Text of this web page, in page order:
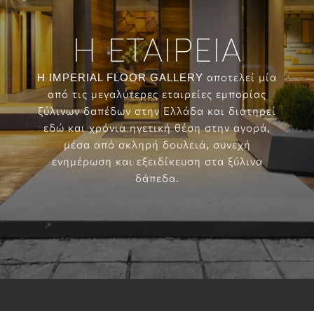
Η ΕΤΑΙΡΕΙΑ
H IMPERIAL FLOOR GALLERY αποτελεί μία
από τις μεγαλύτερες εταιρείες εμπορίας
ξύλινων δαπέδων στην Ελλάδα και διατηρεί
εδώ και χρόνια ηγετική θέση στην αγορά,
μέσα από σκληρή δουλειά, συνεχή
ενημέρωση και εξειδίκευση στα ξύλινα
δάπεδα.